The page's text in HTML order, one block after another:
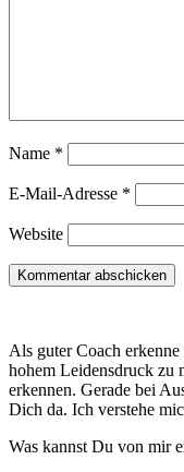
Name *
E-Mail-Adresse *
Website
Als guter Coach
hohem Leidensdruck zu
erkennen. Gerade bei
Dich da. Ich verstehe
Was kannst Du von mir